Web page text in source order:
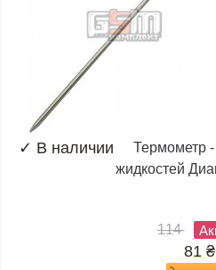
✓ В наличии
Термометр
жидкостей
114
81 ₴